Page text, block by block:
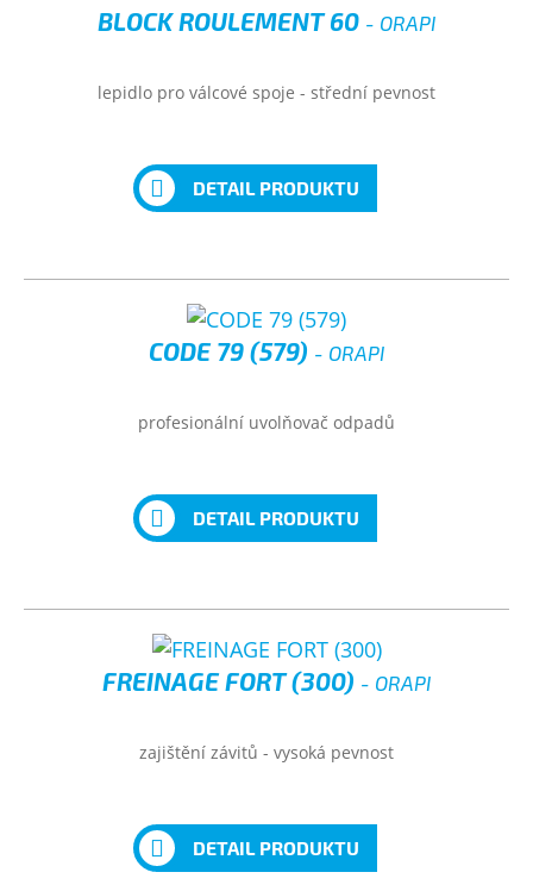
BLOCK ROULEMENT 60 - ORAPI
lepidlo pro válcové spoje - střední pevnost
DETAIL PRODUKTU
CODE 79 (579) - ORAPI
profesionální uvolňovač odpadů
DETAIL PRODUKTU
FREINAGE FORT (300) - ORAPI
zajištění závitů - vysoká pevnost
DETAIL PRODUKTU